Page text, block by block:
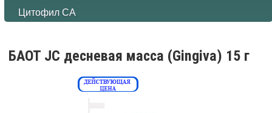
Цитофил СА
БАОТ JC десневая масса (Gingiva) 15 г